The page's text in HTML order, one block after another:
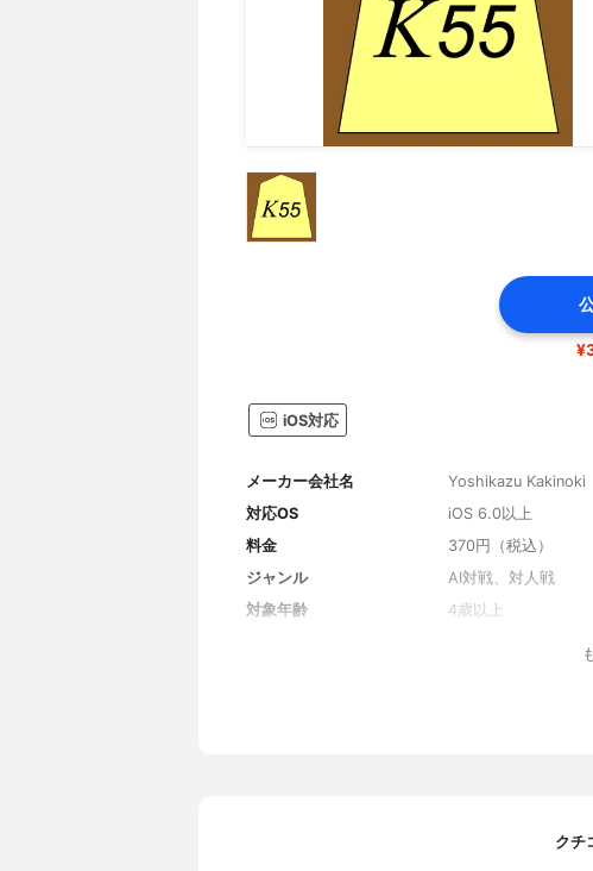
iOS対応
メーカー会社名
Yoshikazu Kakinoki
対応OS
iOS 6.0以上
料金
370円（税込）
ジャンル
AI対戦、対人戦
対象年齢
4歳以上
クチ